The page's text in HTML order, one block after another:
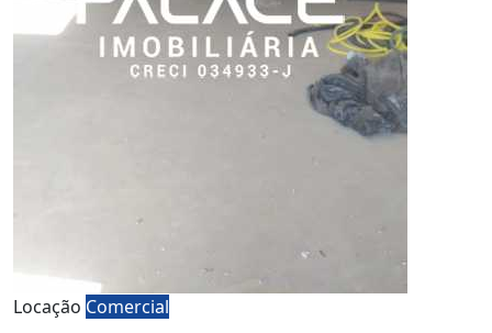
Locação Comercial